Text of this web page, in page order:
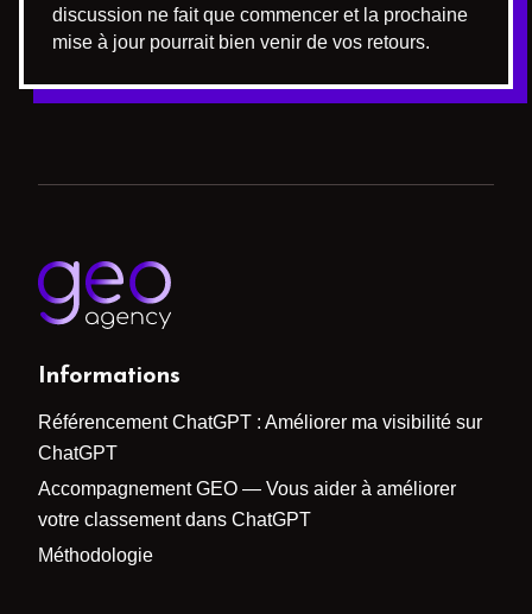
discussion ne fait que commencer et la prochaine
mise à jour pourrait bien venir de vos retours.
Informations
Référencement ChatGPT : Améliorer ma visibilité sur
ChatGPT
Accompagnement GEO — Vous aider à améliorer
votre classement dans ChatGPT
Méthodologie